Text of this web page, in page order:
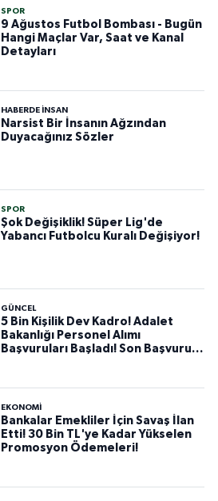
SPOR
9 Ağustos Futbol Bombası - Bugün
Hangi Maçlar Var, Saat ve Kanal
Detayları
HABERDE INSAN
Narsist Bir İnsanın Ağzından
Duyacağınız Sözler
SPOR
Şok Değişiklik! Süper Lig'de
Yabancı Futbolcu Kuralı Değişiyor!
GÜNCEL
5 Bin Kişilik Dev Kadro! Adalet
Bakanlığı Personel Alımı
Başvuruları Başladı! Son Başvuru
EKONOMİ
Bankalar Emekliler İçin Savaş İlan
Etti! 30 Bin TL'ye Kadar Yükselen
Promosyon Ödemeleri!